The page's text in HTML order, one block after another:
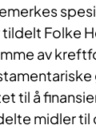
Folke
av
til å
midler